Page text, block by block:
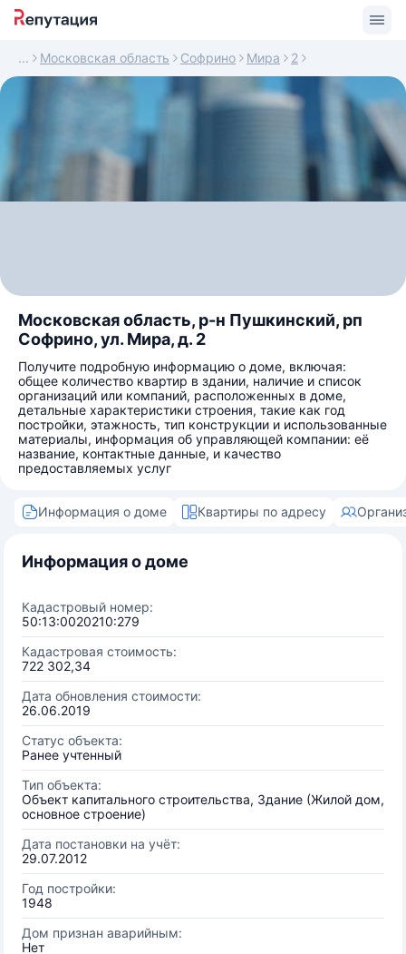
Московская область Софрино Мира 2
Московская область, р-н Пушкинский, рп
Софрино, ул. Мира, д. 2
Получите подробную информацию о доме, включая:
общее количество квартир в здании, наличие и список
организаций или компаний, расположенных в доме,
детальные характеристики строения, такие как год
постройки, этажность, тип конструкции и использованные
материалы, информация об управляющей компании: её
название, контактные данные, и качество
предоставляемых услуг
Информация о доме Квартиры по адресу
Информация о доме
Кадастровый номер:
50:13:0020210:279
Кадастровая стоимость:
722 302,34
Дата обновления стоимости:
26.06.2019
Статус объекта:
Ранее учтенный
Тип объекта:
Объект капитального строительства, Здание (Жилой дом,
основное строение)
Дата постановки на учёт:
29.07.2012
Год постройки:
1948
Дом признан аварийным:
Нет